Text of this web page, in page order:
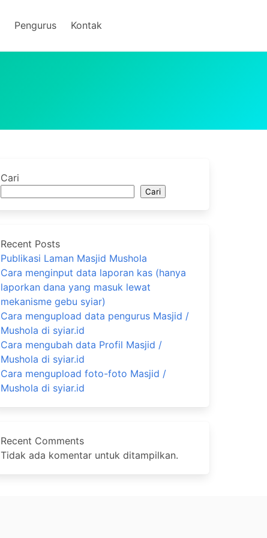
Pengurus Kontak
Cari
Cari
Recent Posts
Publikasi Laman Masjid Mushola
Cara menginput data laporan kas (hanya
laporkan dana yang masuk lewat
mekanisme gebu syiar)
Cara mengupload data pengurus Masjid /
Mushola di syiar.id
Cara mengubah data Profil Masjid /
Mushola di syiar.id
Cara mengupload foto-foto Masjid /
Mushola di syiar.id
Recent Comments
Tidak ada komentar untuk ditampilkan.